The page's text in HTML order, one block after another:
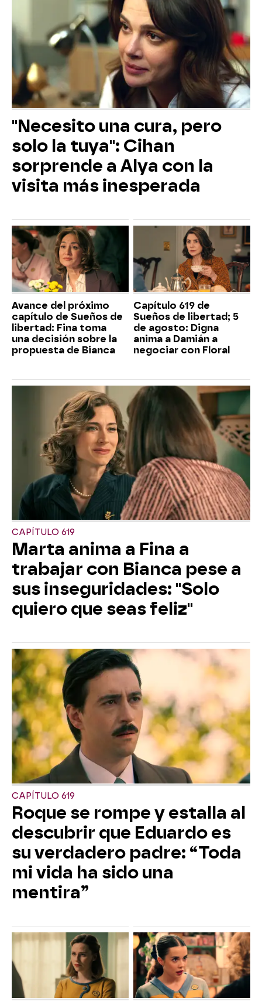
"Necesito una cura, pero
solo la tuya": Cihan
sorprende a Alya con la
visita más inesperada
Avance del próximo
capítulo de Sueños de
libertad: Fina toma
una decisión sobre la
propuesta de Bianca
Capítulo 619 de
Sueños de libertad; 5
de agosto: Digna
anima a Damián a
negociar con Floral
CAPÍTULO 619
Marta anima a Fina a
trabajar con Bianca pese a
sus inseguridades: "Solo
quiero que seas feliz"
CAPÍTULO 619
Roque se rompe y estalla al
descubrir que Eduardo es
su verdadero padre: “Toda
mi vida ha sido una
mentira”